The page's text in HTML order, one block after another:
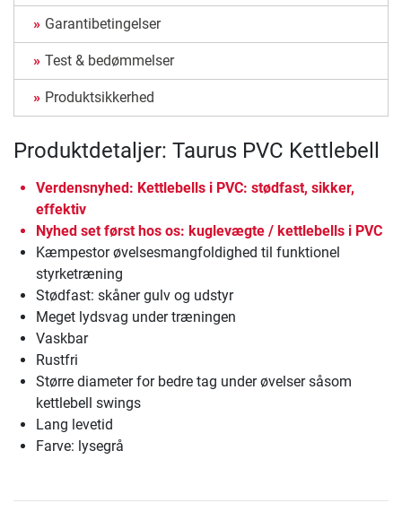
Garantibetingelser
Test & bedømmelser
Produktsikkerhed
Produktdetaljer: Taurus PVC Kettlebell
Verdensnyhed: Kettlebells i PVC: stødfast, sikker,
effektiv
Nyhed set først hos os: kuglevægte / kettlebells i PVC
Kæmpestor øvelsesmangfoldighed til funktionel
styrketræning
Stødfast: skåner gulv og udstyr
Meget lydsvag under træningen
Vaskbar
Rustfri
Større diameter for bedre tag under øvelser såsom
kettlebell swings
Lang levetid
Farve: lysegrå